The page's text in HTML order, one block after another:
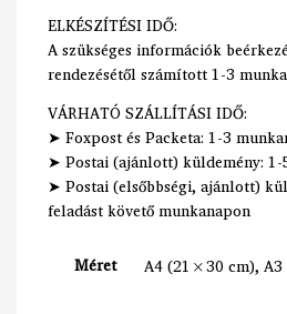
ELKÉSZÍTÉSI IDŐ:
A szükséges információk
rendezésétől számított 1-3
VÁRHATÓ SZÁLLÍTÁSI IDŐ:
➤ Foxpost és Packeta: 1-3
➤ Postai (ajánlott) küldemény: 1-
➤ Postai (elsőbbségi, ajánlott)
feladást követő munkanapon
Méret A4 (21×30 cm),